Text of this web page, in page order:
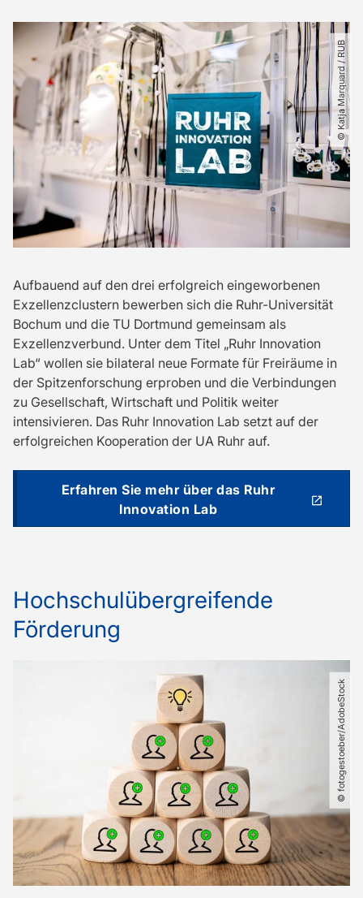
© Katja Marquard ​/​ RUB
Aufbauend auf den drei erfolgreich eingeworbenen
Exzellenzclustern bewerben sich die Ruhr-Universität
Bochum und die TU Dortmund gemeinsam als
Exzellenzverbund. Unter dem Titel „Ruhr Innovation
Lab“ wollen sie bilateral neue Formate für Freiräume in
der Spitzenforschung erproben und die Verbindungen
zu Gesellschaft, Wirtschaft und Politik weiter
intensivieren. Das Ruhr Innovation Lab setzt auf der
erfolgreichen Kooperation der UA Ruhr auf.
Erfahren Sie mehr über das Ruhr
Innovation Lab
Hochschulübergreifende
Förderung
© fotogestoeber​/​AdobeStock